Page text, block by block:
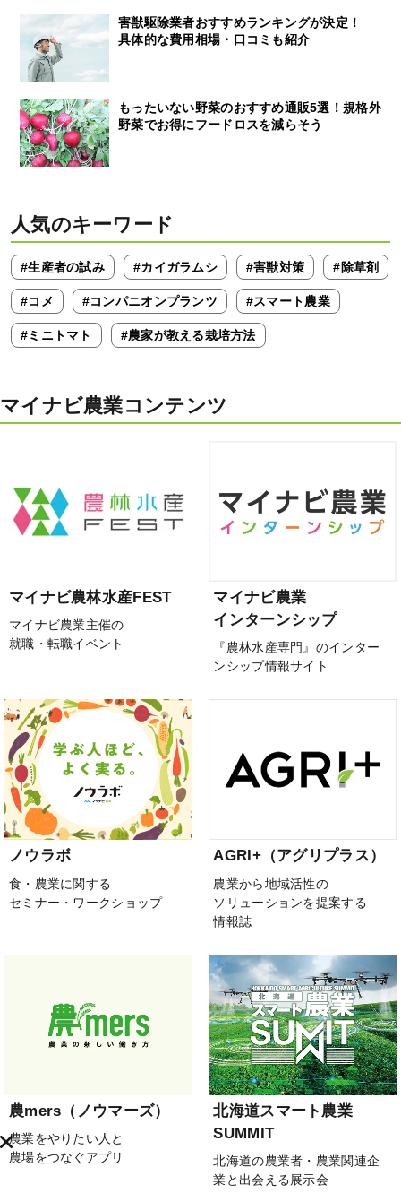
害獣駆除業者おすすめランキングが決定！
具体的な費用相場・口コミも紹介
もったいない野菜のおすすめ通販5選！規格外
野菜でお得にフードロスを減らそう
人気のキーワード
#生産者の試み #カイガラムシ #害獣対策 #除草剤
#コメ #コンパニオンプランツ #スマート農業
#ミニトマト #農家が教える栽培方法
マイナビ農業コンテンツ
マイナビ農林水産FEST
マイナビ農業主催の
就職・転職イベント
マイナビ農業
インターンシップ
『農林水産専門』のインター
ンシップ情報サイト
ノウラボ
食・農業に関する
セミナー・ワークショップ
AGRI+（アグリプラス）
農業から地域活性の
ソリューションを提案する
情報誌
農mers（ノウマーズ）
農業をやりたい人と
農場をつなぐアプリ
北海道スマート農業
SUMMIT
北海道の農業者・農業関連企
業と出会える展示会